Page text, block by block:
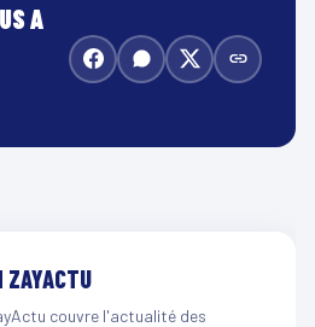
A
ZAYACTU
couvre l'actualité des